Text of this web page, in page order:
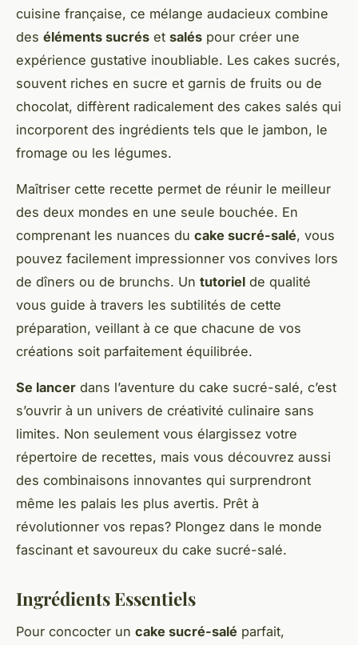
cuisine française, ce mélange audacieux combine
des éléments sucrés et salés pour créer une
expérience gustative inoubliable. Les cakes sucrés,
souvent riches en sucre et garnis de fruits ou de
chocolat, diffèrent radicalement des cakes salés qui
incorporent des ingrédients tels que le jambon, le
fromage ou les légumes.
Maîtriser cette recette permet de réunir le meilleur
des deux mondes en une seule bouchée. En
comprenant les nuances du cake sucré-salé, vous
pouvez facilement impressionner vos convives lors
de dîners ou de brunchs. Un tutoriel de qualité
vous guide à travers les subtilités de cette
préparation, veillant à ce que chacune de vos
créations soit parfaitement équilibrée.
Se lancer dans l’aventure du cake sucré-salé, c’est
s’ouvrir à un univers de créativité culinaire sans
limites. Non seulement vous élargissez votre
répertoire de recettes, mais vous découvrez aussi
des combinaisons innovantes qui surprendront
même les palais les plus avertis. Prêt à
révolutionner vos repas? Plongez dans le monde
fascinant et savoureux du cake sucré-salé.
Ingrédients Essentiels
Pour concocter un cake sucré-salé parfait,